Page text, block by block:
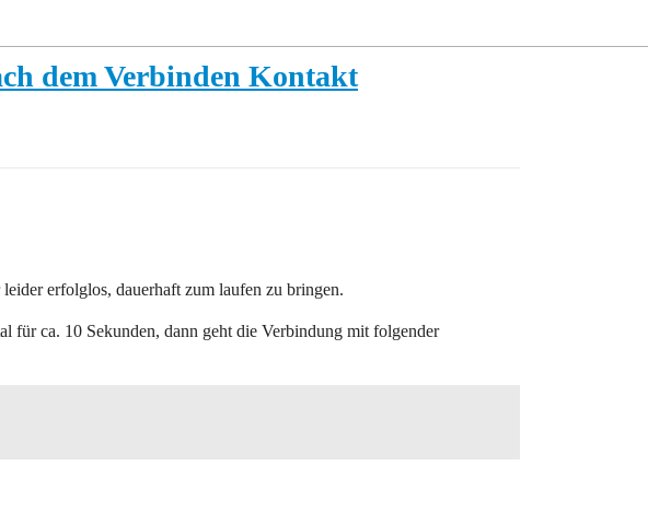
dem Verbinden Kontakt
erfolglos, dauerhaft zum laufen zu bringen.
ca. 10 Sekunden, dann geht die Verbindung mit folgender